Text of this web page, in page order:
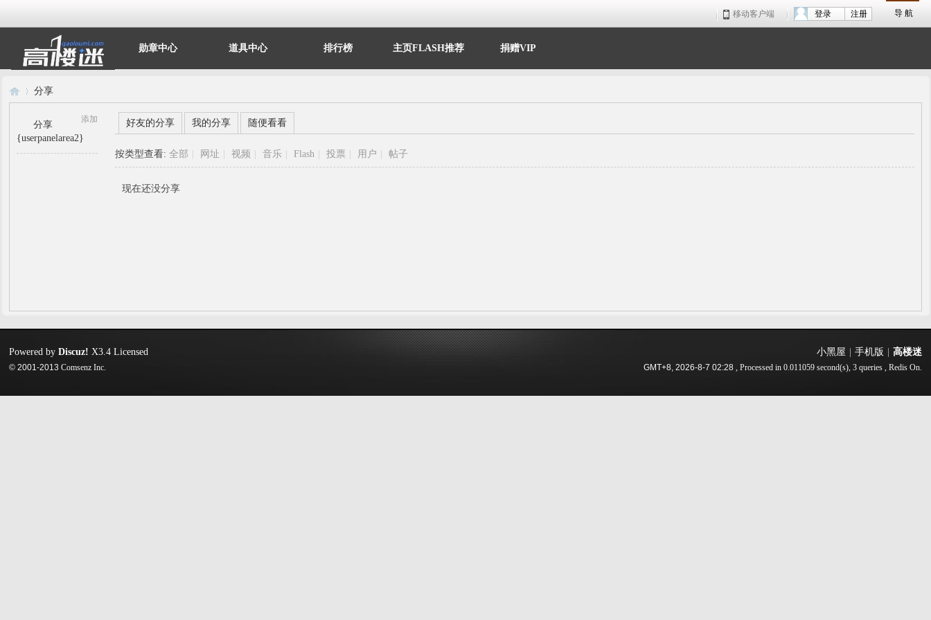
导 航
移动客户端 注册
登录
勋章中心 道具中心 排行榜 主页FLASH推荐 捐赠VIP
分享
添加
分享
{userpanelarea2}
好友的分享 我的分享 随便看看
按类型查看:全部 网址 视频 音乐 Flash 投票 用户 帖子
现在还没分享
小黑屋 手机版 高楼迷
GMT+8, 2026-8-7 02:28, Processed in 0.011059 second(s), 3 queries , Redis On.
Powered byDiscuz! X3.4 Licensed
© 2001-2013Comsenz Inc.